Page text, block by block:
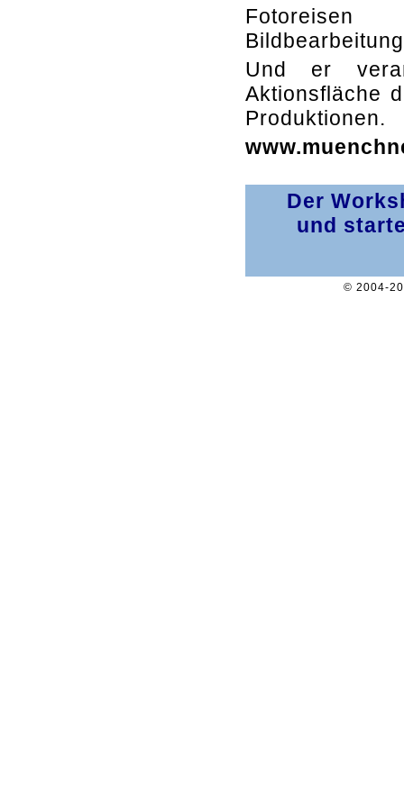
Fotoreisen
Und er
Aktionsfläche
Produktionen.
Der
und
© 2004-